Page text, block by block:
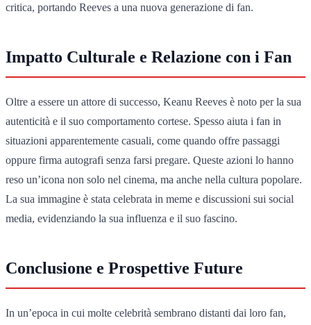
critica, portando Reeves a una nuova generazione di fan.
Impatto Culturale e Relazione con i Fan
Oltre a essere un attore di successo, Keanu Reeves è noto per la sua
autenticità e il suo comportamento cortese. Spesso aiuta i fan in
situazioni apparentemente casuali, come quando offre passaggi
oppure firma autografi senza farsi pregare. Queste azioni lo hanno
reso un’icona non solo nel cinema, ma anche nella cultura popolare.
La sua immagine è stata celebrata in meme e discussioni sui social
media, evidenziando la sua influenza e il suo fascino.
Conclusione e Prospettive Future
In un’epoca in cui molte celebrità sembrano distanti dai loro fan,